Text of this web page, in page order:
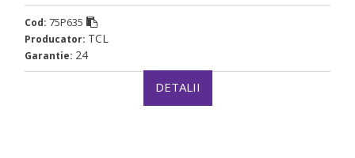
Cod: 75P635
Producator: TCL
Garantie: 24
DETALII